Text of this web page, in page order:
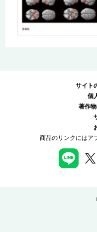
サイト
個
著作
商品のリンクにはア